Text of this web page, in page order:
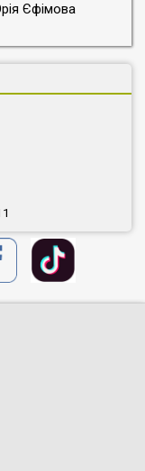
Єфімова